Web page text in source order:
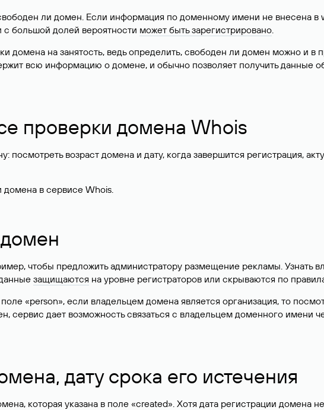
ли домен. Если информация по доменному имени не внесена в
с большой долей вероятности может быть зарегистрировано.
домена на занятость, ведь определить, свободен ли домен можно и в
всю информацию о домене, и обычно позволяет получить данные
проверки домена Whois
возраст домена и дату, когда завершится регистрация,
в сервисе Whois.
чтобы предложить администратору размещение рекламы. Узнать
защищаются на уровне регистраторов или скрываются по
«person», если владельцем домена является организация, то
сервис дает возможность связаться с владельцем доменного имени
дату срока его истечения
которая указана в поле «created». Хотя дата регистрации домена